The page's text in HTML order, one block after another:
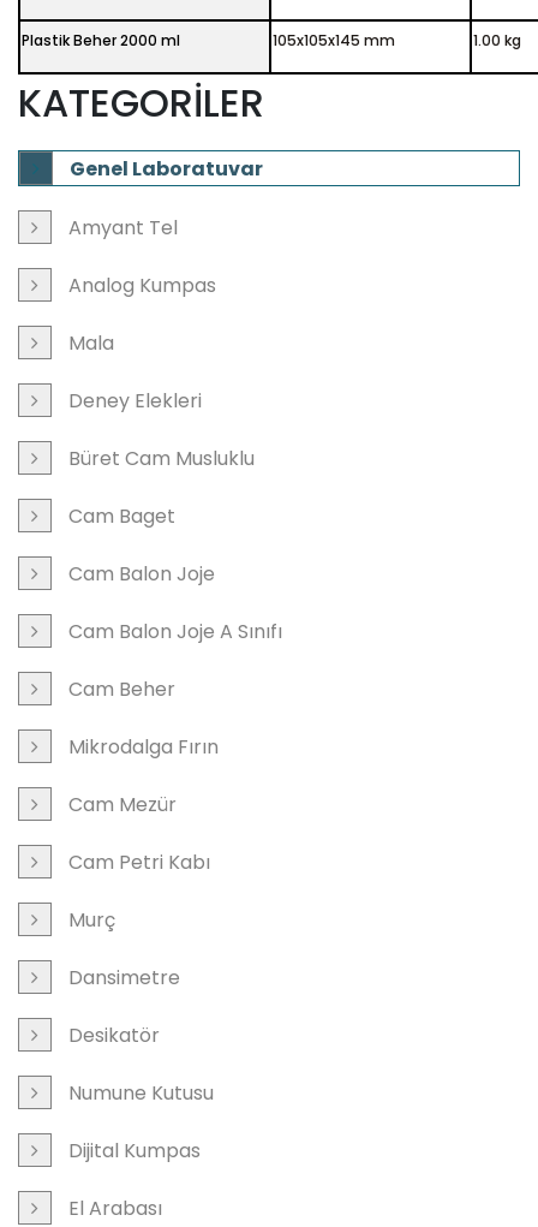
Plastik Beher 2000 ml 105x105x145 mm 1.00 kg
KATEGORİLER
Genel Laboratuvar
Amyant Tel
Analog Kumpas
Mala
Deney Elekleri
Büret Cam Musluklu
Cam Baget
Cam Balon Joje
Cam Balon Joje A Sınıfı
Cam Beher
Mikrodalga Fırın
Cam Mezür
Cam Petri Kabı
Murç
Dansimetre
Desikatör
Numune Kutusu
Dijital Kumpas
El Arabası